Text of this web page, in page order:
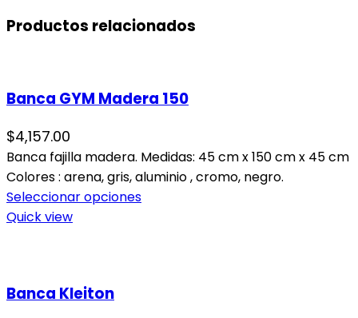
Productos relacionados
Banca GYM Madera 150
$4,157.00
Banca fajilla madera. Medidas: 45 cm x 150 cm x 45 cm
Colores : arena, gris, aluminio , cromo, negro.
Seleccionar opciones
Quick view
Banca Kleiton